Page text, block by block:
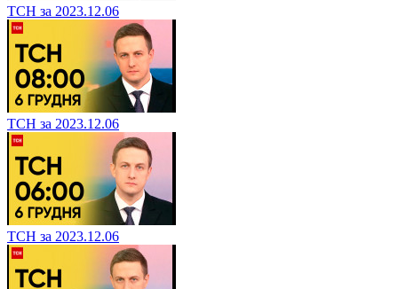
ТСН за 2023.12.06
ТСН за 2023.12.06
ТСН за 2023.12.06